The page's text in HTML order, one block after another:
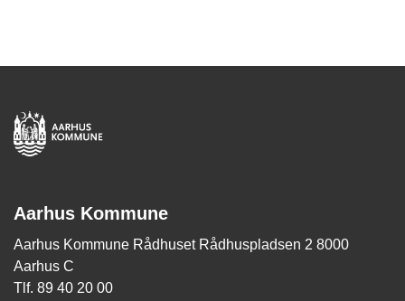
Aarhus Kommune
Aarhus Kommune Rådhuset Rådhuspladsen 2 8000
Aarhus C
Tlf. 89 40 20 00